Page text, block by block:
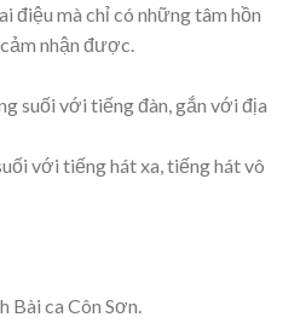
điệu mà chỉ có những tâm hồn
nhận được.
suối với tiếng đàn, gắn với địa
với tiếng hát xa, tiếng hát vô
Bài ca Côn Sơn.